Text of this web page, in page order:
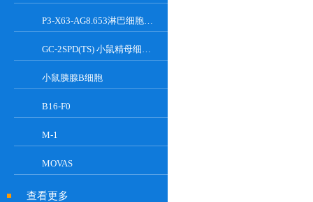
P3-X63-AG8.653淋巴细胞小鼠骨髓瘤细胞
GC-2SPD(TS) 小鼠精母细胞系
小鼠胰腺Β细胞
B16-F0
M-1
MOVAS
查看更多